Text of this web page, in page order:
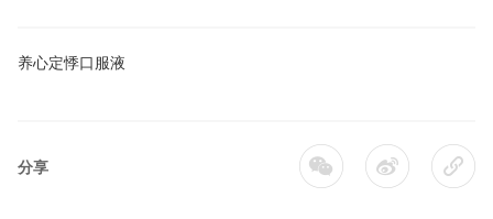
养心定悸口服液
分享